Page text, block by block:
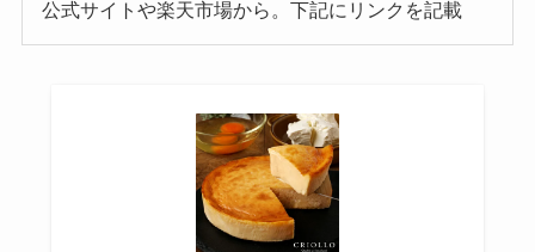
公式サイトや楽天市場から。下記にリンクを記載